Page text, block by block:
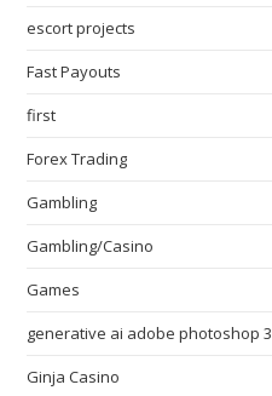
escort projects
Fast Payouts
first
Forex Trading
Gambling
Gambling/Casino
Games
generative ai adobe photoshop 3
Ginja Casino